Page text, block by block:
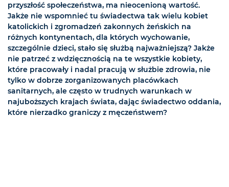
przyszłość społeczeństwa, ma nieocenioną wartość.
Jakże nie wspomnieć tu świadectwa tak wielu kobiet
katolickich i zgromadzeń zakonnych żeńskich na
różnych kontynentach, dla których wychowanie,
szczególnie dzieci, stało się służbą najważniejszą? Jakże
nie patrzeć z wdzięcznością na te wszystkie kobiety,
które pracowały i nadal pracują w służbie zdrowia, nie
tylko w dobrze zorganizowanych placówkach
sanitarnych, ale często w trudnych warunkach w
najuboższych krajach świata, dając świadectwo oddania,
które nierzadko graniczy z męczeństwem?